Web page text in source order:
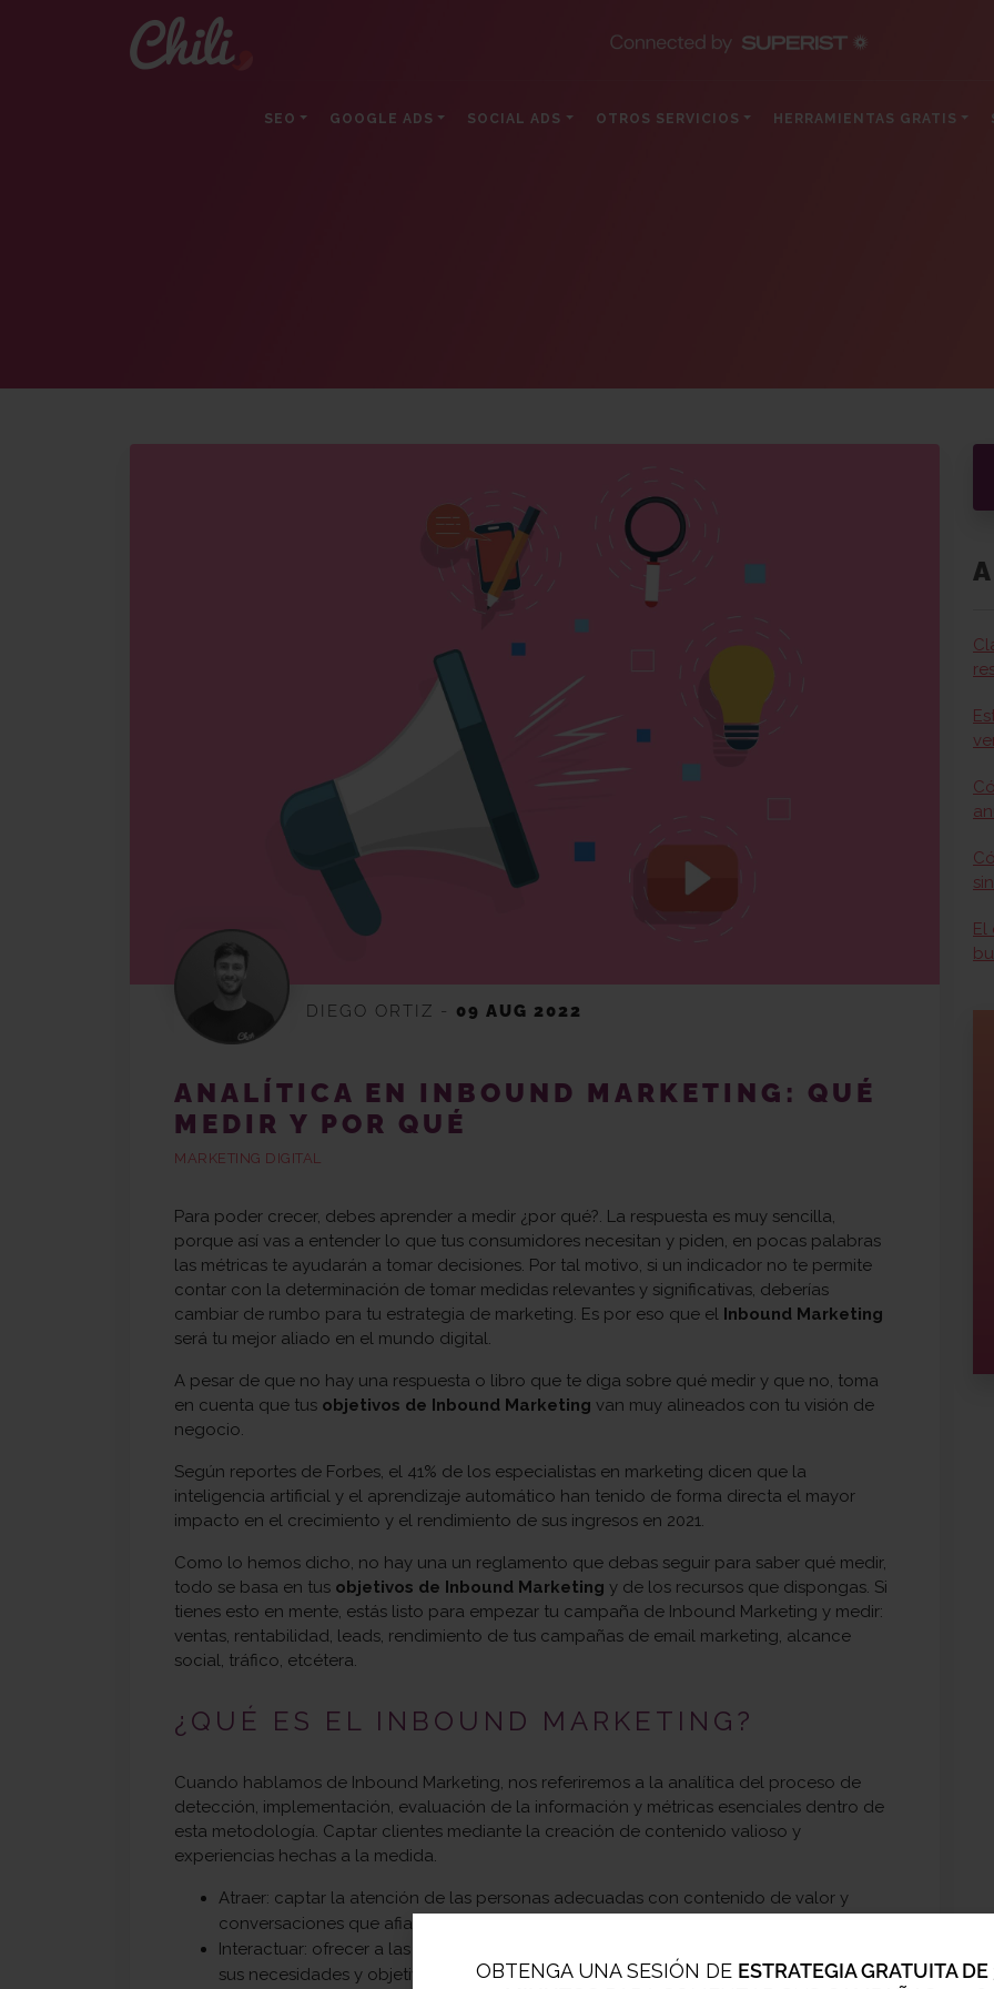
OBTENGA UNA SESIÓN DE ESTRATEGIA GRATUITA DE
SEO GOOGLE ADS SOCIAL ADS OTROS SERVICIOS HERRAMIENTAS GRATIS
DIEGO ORTIZ - 09 AUG 2022
ANALÍTICA EN INBOUND MARKETING: QUÉ
MEDIR Y POR QUÉ
MARKETING DIGITAL
Para poder crecer, debes aprender a medir ¿por qué?. La respuesta es muy sencilla,
porque así vas a entender lo que tus consumidores necesitan y piden, en pocas palabras
las métricas te ayudarán a tomar decisiones. Por tal motivo, si un indicador no te permite
contar con la determinación de tomar medidas relevantes y significativas, deberías
cambiar de rumbo para tu estrategia de marketing. Es por eso que el Inbound Marketing
será tu mejor aliado en el mundo digital.
A pesar de que no hay una respuesta o libro que te diga sobre qué medir y que no, toma
en cuenta que tus objetivos de Inbound Marketing van muy alineados con tu visión de
negocio.
Según reportes de Forbes, el 41% de los especialistas en marketing dicen que la
inteligencia artificial y el aprendizaje automático han tenido de forma directa el mayor
impacto en el crecimiento y el rendimiento de sus ingresos en 2021.
Como lo hemos dicho, no hay una un reglamento que debas seguir para saber qué medir,
todo se basa en tus objetivos de Inbound Marketing y de los recursos que dispongas. Si
tienes esto en mente, estás listo para empezar tu campaña de Inbound Marketing y medir:
ventas, rentabilidad, leads, rendimiento de tus campañas de email marketing, alcance
social, tráfico, etcétera.
¿QUÉ ES EL INBOUND MARKETING?
Cuando hablamos de Inbound Marketing, nos referiremos a la analítica del proceso de
detección, implementación, evaluación de la información y métricas esenciales dentro de
esta metodología. Captar clientes mediante la creación de contenido valioso y
experiencias hechas a la medida.
Atraer: captar la atención de las personas adecuadas con contenido de valor y
conversaciones que afiancen tu posición como referente en un tema de su interés.
Interactuar: ofrecer a las personas información y soluciones que tengan en cuenta
sus necesidades y objetivos, para aumentar las probabilidades de que compren tus
El